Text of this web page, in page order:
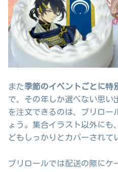
また季節のイベントごとに特
で、その年しか選べない思い
を注文できるのは、プリロー
ょう。集合イラスト以外にも
どもしっかりとカバーされて
プリロールでは配送の際にケ